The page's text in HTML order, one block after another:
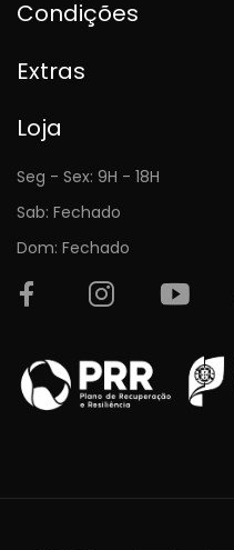
Condições
Extras
Loja
Seg - Sex: 9H - 18H
Sab: Fechado
Dom: Fechado